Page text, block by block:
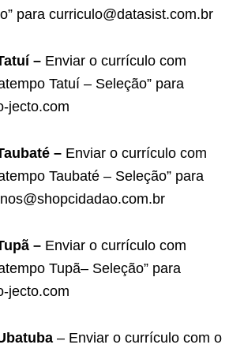
para curriculo@datasist.com.br
– Enviar o currículo com
Tatuí – Seleção” para
jecto.com
– Enviar o currículo com
Taubaté – Seleção” para
– Enviar o currículo com
Tupã– Seleção” para
jecto.com
– Enviar o currículo com o